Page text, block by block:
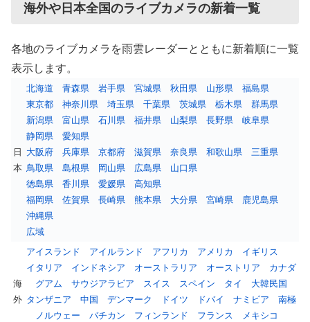
海外や日本全国のライブカメラの新着一覧
各地のライブカメラを雨雲レーダーとともに新着順に一覧
表示します。
日
本
北海道 青森県 岩手県 宮城県 秋田県 山形県
福島県
東京都
神奈川県 埼玉県 千葉県 茨城県 栃木県
群馬県
新潟県
富山県 石川県 福井県 山梨県 長野県
岐阜県
静岡県
愛知県
大阪府
兵庫県 京都府 滋賀県 奈良県 和歌山県
三重県
鳥取県
島根県 岡山県 広島県
山口県
徳島県
香川県 愛媛県
高知県
福岡県
佐賀県 長崎県 熊本県 大分県 宮崎県
鹿児島県
沖縄県
広域
海
外
アイスランド アイルランド アフリカ アメリカ
イギリス
イタリア
インドネシア オーストラリア オーストリア
カナダ
グアム
サウジアラビア スイス スペイン タイ
大韓民国
タンザニア
中国 デンマーク ドイツ ドバイ ナミビア
南極
ノルウェー
バチカン フィンランド フランス
メキシコ